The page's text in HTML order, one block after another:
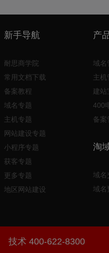
新手导航
耐思商学院
常用文档下载
备案教程
域名专题
主机专题
网站建设专题
小程序专题
获客专题
更多专题
地区网站建设
产
域名
主机
建站
400
备案
淘
域名
域名
技术 400-622-8300